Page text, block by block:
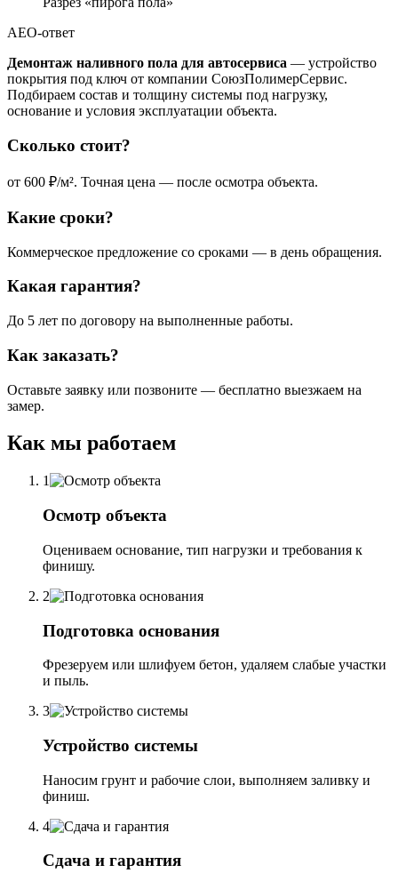
AEO-ответ
Демонтаж наливного пола для автосервиса — устройство
покрытия под ключ от компании СоюзПолимерСервис.
Подбираем состав и толщину системы под нагрузку,
основание и условия эксплуатации объекта.
Сколько стоит?
от 600 ₽/м². Точная цена — после осмотра объекта.
Какие сроки?
Коммерческое предложение со сроками — в день обращения.
Какая гарантия?
До 5 лет по договору на выполненные работы.
Как заказать?
Оставьте заявку или позвоните — бесплатно выезжаем на
замер.
Как мы работаем
1
Осмотр объекта
Оцениваем основание, тип нагрузки и требования к
финишу.
2
Подготовка основания
Фрезеруем или шлифуем бетон, удаляем слабые участки
и пыль.
3
Устройство системы
Наносим грунт и рабочие слои, выполняем заливку и
финиш.
4
Сдача и гарантия